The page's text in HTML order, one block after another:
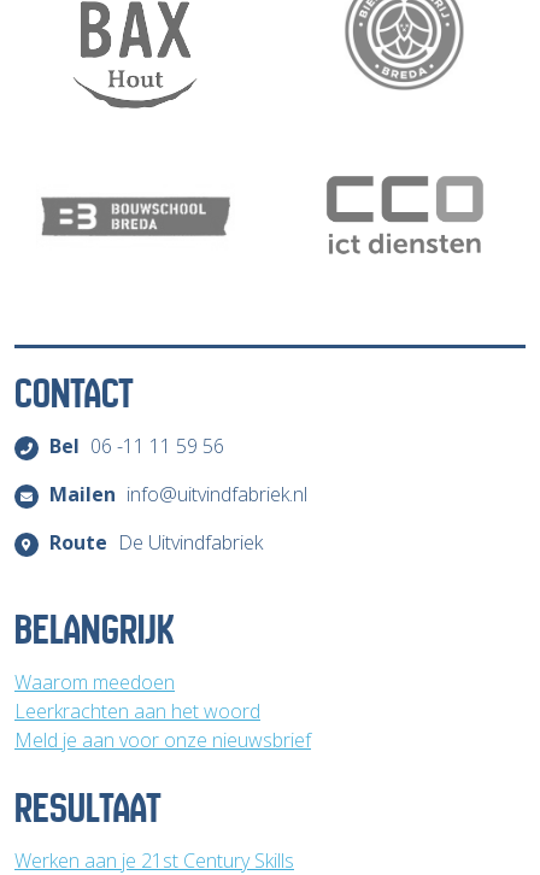
CONTACT
Bel 06 -11 11 59 56
Mailen info@uitvindfabriek.nl
Route De Uitvindfabriek
BELANGRIJK
Waarom meedoen
Leerkrachten aan het woord
Meld je aan voor onze nieuwsbrief
RESULTAAT
Werken aan je 21st Century Skills